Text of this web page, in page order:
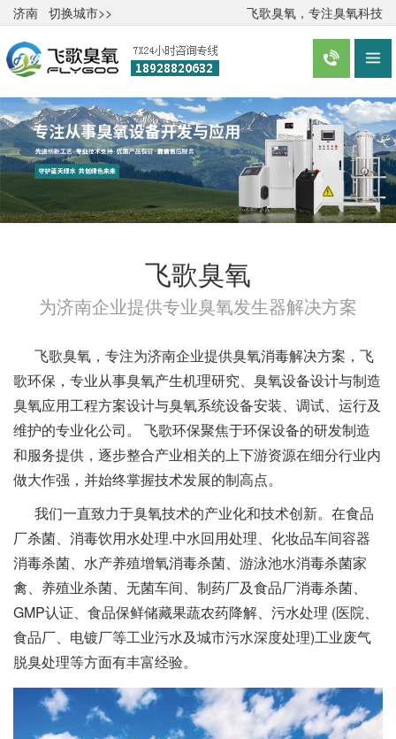
济南 切换城市>> 飞歌臭氧，专注臭氧科技
 
飞歌臭氧
为济南企业提供专业臭氧发生器解决方案
飞歌臭氧，专注为济南企业提供臭氧消毒解决方案，飞
歌环保，专业从事臭氧产生机理研究、臭氧设备设计与制造
臭氧应用工程方案设计与臭氧系统设备安装、调试、运行及
维护的专业化公司。 飞歌环保聚焦于环保设备的研发制造
和服务提供，逐步整合产业相关的上下游资源在细分行业内
做大作强，并始终掌握技术发展的制高点。
我们一直致力于臭氧技术的产业化和技术创新。在食品
厂杀菌、消毒饮用水处理.中水回用处理、化妆品车间容器
消毒杀菌、水产养殖增氧消毒杀菌、游泳池水消毒杀菌家
禽、养殖业杀菌、无菌车间、制药厂及食品厂消毒杀菌、
GMP认证、食品保鲜储藏果蔬农药降解、污水处理 (医院、
食品厂、电镀厂等工业污水及城市污水深度处理)工业废气
脱臭处理等方面有丰富经验。